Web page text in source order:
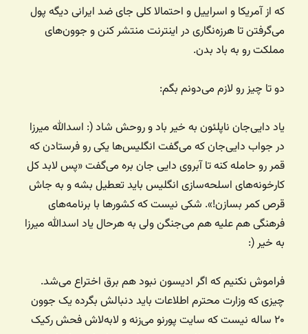
که از آمریکا و اسراییل و احتمالا کلی جای ضد ایرانی دیگه پول
می‌گرفتن تا هرزه‌نگاری در اینترنت منتشر کنن و جوون‌های
مملکت رو به باد بدن.
دو تا چیز رو لازم می‌دونم بگم:
یاد دایی‌جان ناپلئون به خیر باد و روحش شاد (: اسدالله میرزا
در جواب دایی‌جان که می‌گفت انگلیس‌ها یکی رو فرستادن که
قمر رو حامله کنه تا آبروی دایی جان بره می‌گفت «پس لابد کل
کارخونه‌های اسلحه‌سازی انگلیس باید تعطیل بشه و به جاش
قرص کمر بسازن!». شکی نیست که کشورها با برنامه‌های
فرهنگی هم علیه هم می‌جنگن ولی به هرحال یاد اسدالله میرزا
به خیر (:
فراموش نکنیم که اگر ادیسون نبود هم برق اختراع می‌شد.
چیزی که وزارت محترم اطلاعات باید دنبالش بگرده یک جوون
۲۰ ساله نیست که سایت پورنو می‌زنه و لابه‌لاش فحش رکیک